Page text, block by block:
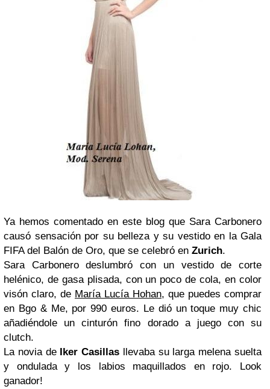
Ya hemos comentado en este blog que Sara Carbonero
causó sensación por su belleza y su vestido en la Gala
FIFA del Balón de Oro, que se celebró en Zurich.
Sara Carbonero deslumbró con un vestido de corte
helénico, de gasa plisada, con un poco de cola, en color
visón claro, de María Lucía Hohan, que puedes comprar
en Bgo & Me, por 990 euros. Le dió un toque muy chic
añadiéndole un cinturón fino dorado a juego con su
clutch.
La novia de Iker Casillas llevaba su larga melena suelta
y ondulada y los labios maquillados en rojo. Look
ganador!